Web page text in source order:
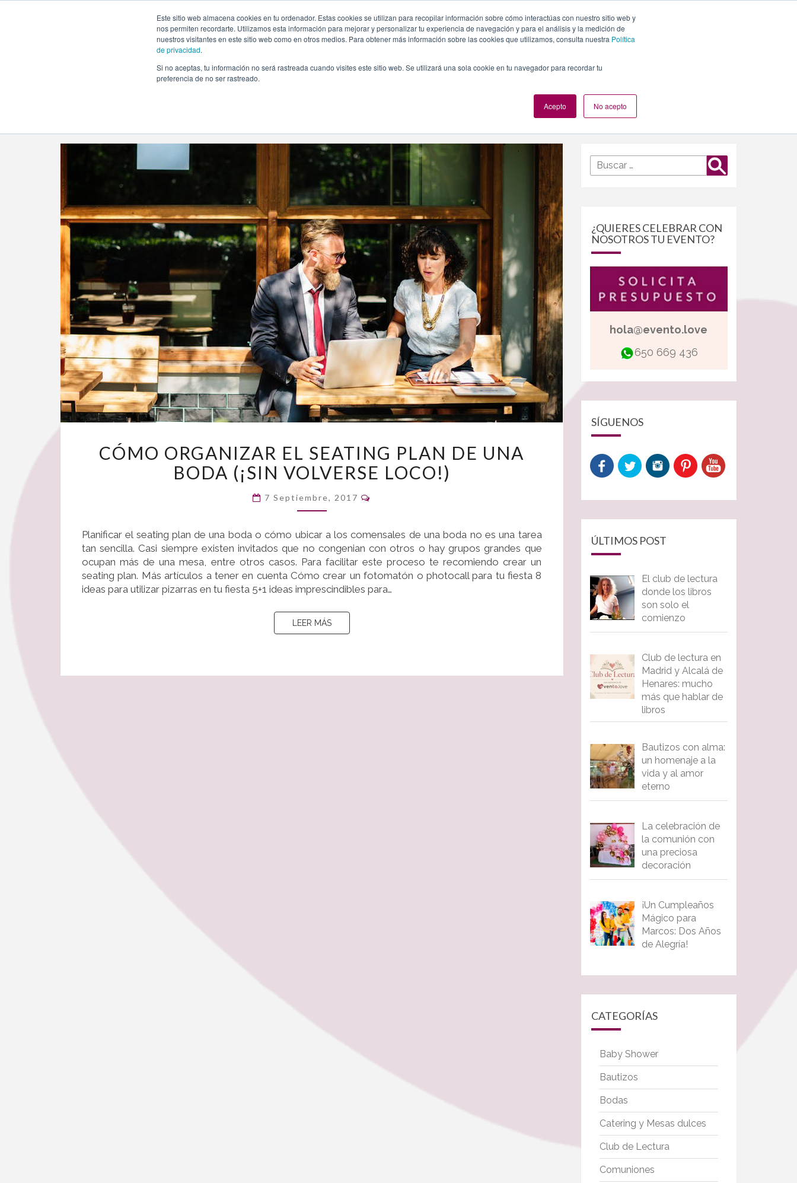
Este sitio web almacena cookies en tu ordenador. Estas cookies se utilizan para recopilar información sobre cómo interactúas con nuestro sitio web y
nos permiten recordarte. Utilizamos esta información para mejorar y personalizar tu experiencia de navegación y para el análisis y la medición de
nuestros visitantes en este sitio web como en otros medios. Para obtener más información sobre las cookies que utilizamos, consulta nuestra Política
de privacidad.
Si no aceptas, tu información no será rastreada cuando visites este sitio web. Se utilizará una sola cookie en tu navegador para recordar tu
preferencia de no ser rastreado.
Acepto No acepto
INICIO QUIÉNES SOMOS TE OFRECEMOS PLANES NUESTROS EVENTOS
mesas de invitados
ORGANIZAR
EL
SEATING
PLAN
DE
BODA
(¡SIN
VOLVERSE
LOCO!)
CÓMO ORGANIZAR EL SEATING PLAN DE UNA
BODA (¡SIN VOLVERSE LOCO!)
7 Septiembre, 2017
Planificar el seating plan de una boda o cómo ubicar a los comensales de una boda no es una tarea
tan sencilla. Casi siempre existen invitados que no congenian con otros o hay grupos grandes que
ocupan más de una mesa, entre otros casos. Para facilitar este proceso te recomiendo crear un
seating plan. Más artículos a tener en cuenta Cómo crear un fotomatón o photocall para tu fiesta 8
ideas para utilizar pizarras en tu fiesta 5+1 ideas imprescindibles para…
LEER MÁSLEER MÁS
Buscar
por:
Buscar
¿QUIERES CELEBRAR CON
NOSOTROS TU EVENTO?
hola@evento.love
650 669 436
SÍGUENOS
ÚLTIMOS POST
El club de lectura
donde los libros
son solo el
comienzo
Club de lectura en
Madrid y Alcalá de
Henares: mucho
más que hablar de
libros
Bautizos con alma:
un homenaje a la
vida y al amor
eterno
La celebración de
la comunión con
una preciosa
decoración
¡Un Cumpleaños
Mágico para
Marcos: Dos Años
de Alegría!
CATEGORÍAS
Baby Shower
Bautizos
Bodas
Catering y Mesas dulces
Club de Lectura
Comuniones